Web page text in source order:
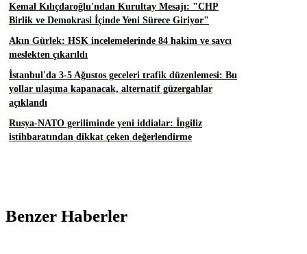
Kemal Kılıçdaroğlu'ndan Kurultay Mesajı: "CHP
Birlik ve Demokrasi İçinde Yeni Sürece Giriyor"
Akın Gürlek: HSK incelemelerinde 84 hakim ve savcı
meslekten çıkarıldı
İstanbul'da 3-5 Ağustos geceleri trafik düzenlemesi: Bu
yollar ulaşıma kapanacak, alternatif güzergahlar
açıklandı
Rusya-NATO geriliminde yeni iddialar: İngiliz
istihbaratından dikkat çeken değerlendirme
Benzer Haberler